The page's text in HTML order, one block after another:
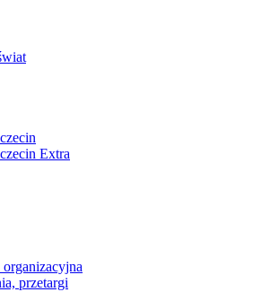
Extra
organizacyjna
przetargi